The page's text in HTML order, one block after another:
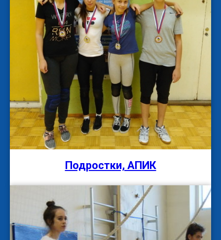
Подростки, АПИК